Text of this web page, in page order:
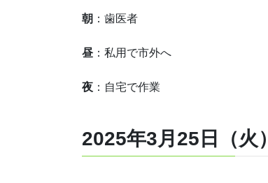
朝 ：歯医者
昼 ：私用で市外へ
夜 ：自宅で作業
2025年3月25日（火）